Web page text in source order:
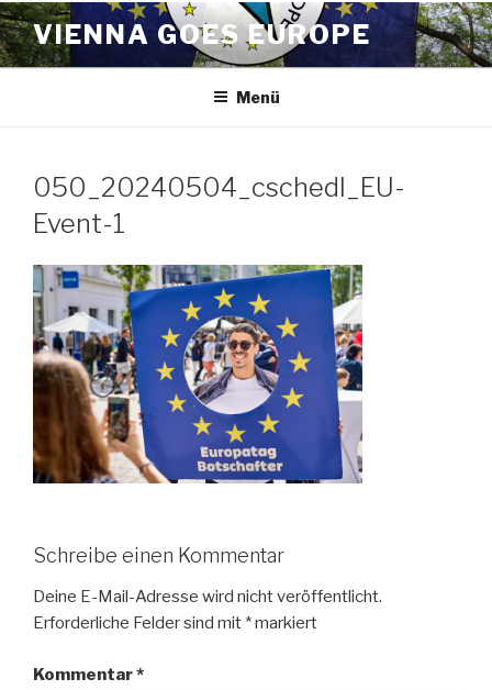
Zum
Inhalt
springen
VIENNA GOES EUROPE
Menü
050_20240504_cschedl_EU-
Event-1
Schreibe einen Kommentar
Deine E-Mail-Adresse wird nicht veröffentlicht.
Erforderliche Felder sind mit *markiert
Kommentar*